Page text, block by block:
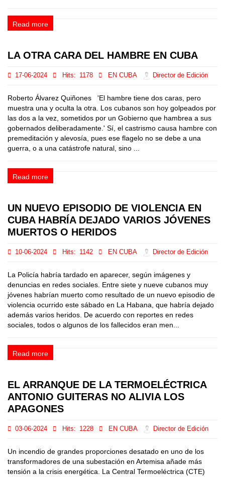
Read more
LA OTRA CARA DEL HAMBRE EN CUBA
17-06-2024 Hits: 1178 EN CUBA Director de Edición
Roberto Álvarez Quiñones 'El hambre tiene dos caras, pero
muestra una y oculta la otra. Los cubanos son hoy golpeados por
las dos a la vez, sometidos por un Gobierno que hambrea a sus
gobernados deliberadamente.' Sí, el castrismo causa hambre con
premeditación y alevosía, pues ese flagelo no se debe a una
guerra, o a una catástrofe natural, sino ...
Read more
UN NUEVO EPISODIO DE VIOLENCIA EN
CUBA HABRÍA DEJADO VARIOS JÓVENES
MUERTOS O HERIDOS
10-06-2024 Hits: 1142 EN CUBA Director de Edición
La Policía habría tardado en aparecer, según imágenes y
denuncias en redes sociales. Entre siete y nueve cubanos muy
jóvenes habrían muerto como resultado de un nuevo episodio de
violencia ocurrido este sábado en La Habana, que habría dejado
además varios heridos. De acuerdo con reportes en redes
sociales, todos o algunos de los fallecidos eran men...
Read more
EL ARRANQUE DE LA TERMOELÉCTRICA
ANTONIO GUITERAS NO ALIVIA LOS
APAGONES
03-06-2024 Hits: 1228 EN CUBA Director de Edición
Un incendio de grandes proporciones desatado en uno de los
transformadores de una subestación en Artemisa añade más
tensión a la crisis energética. La Central Termoeléctrica (CTE)